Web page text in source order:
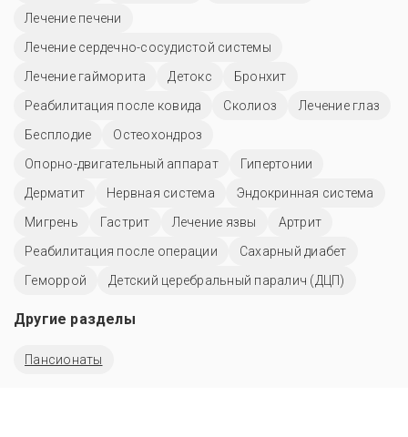
Лечение печени
Лечение сердечно-сосудистой системы
Лечение гайморита
Детокс
Бронхит
Реабилитация после ковида
Сколиоз
Лечение глаз
Бесплодие
Остеохондроз
Опорно-двигательный аппарат
Гипертонии
Дерматит
Нервная система
Эндокринная система
Мигрень
Гастрит Лечение язвы
Артрит
Реабилитация после операции
Сахарный диабет
Геморрой
Детский церебральный паралич (ДЦП)
Другие разделы
Пансионаты